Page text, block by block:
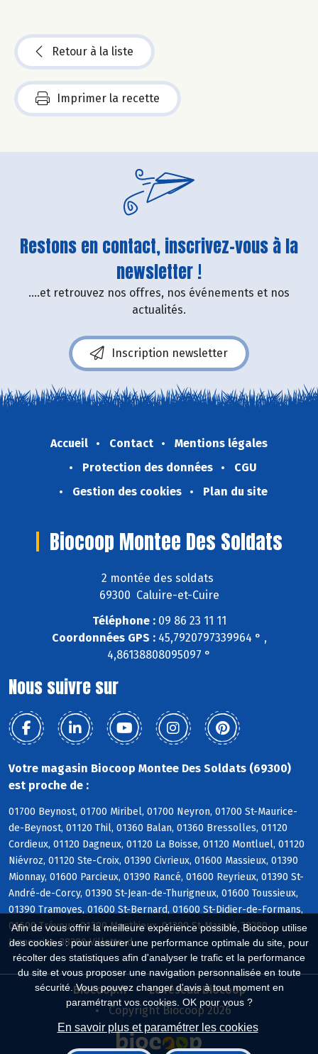
Afin de vous offrir la meilleure expérience possible, Biocoop utilise
des cookies : pour assurer une performance optimale du site, pour
récolter des statistiques afin d'analyser le trafic et la performance
du site et vous proposer une navigation personnalisée en toute
sécurité. Vous pouvez changer d'avis à tout moment en
paramétrant vos cookies. OK pour vous ?
En savoir plus et paramétrer les cookies
Retour à la liste
Imprimer la recette
Restons en contact, inscrivez-vous à la
newsletter !
....et retrouvez nos offres, nos événements et nos
actualités.
Inscription newsletter
Accueil Contact
Mentions légales
Protection des données
CGU
Gestion des cookies
Plan du site
Biocoop Montee Des Soldats
2 montée des soldats
69300 Caluire-et-Cuire
Téléphone :09 86 23 11 11
Coordonnées GPS :45,7920797339964 ° ,
4,86138808095097 °
Nous suivre sur
Votre magasin Biocoop Montee Des Soldats (69300)
est proche de :
01700 Beynost, 01700 Miribel, 01700 Neyron, 01700 St-Maurice-
de-Beynost, 01120 Thil, 01360 Balan, 01360 Bressolles, 01120
Cordieux, 01120 Dagneux, 01120 La Boisse, 01120 Montluel, 01120
Niévroz, 01120 Ste-Croix, 01390 Civrieux, 01600 Massieux, 01390
Mionnay, 01600 Parcieux, 01390 Rancé, 01600 Reyrieux, 01390 St-
André-de-Corcy, 01390 St-Jean-de-Thurigneux, 01600 Toussieux,
01390 Tramoyes, 01600 St-Bernard, 01600 St-Didier-de-Formans,
01600 Trévoux, 01390 Monthieux, 01390 St-Marcel, 38280
Janneyrias, 38280 Villette-d
Biocoop.fr
Le réseau Biocoop
Copyright Biocoop 2026